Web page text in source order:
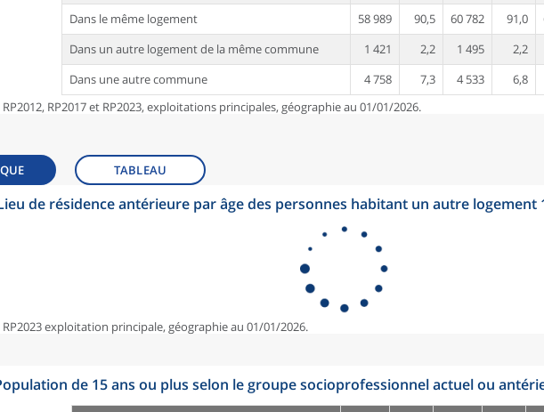
Dans le même logement
58 989 90,5 60 782 91,0
Dans un autre logement de la même commune
1 421 2,2 1 495
2,2
Dans une autre commune
4 758 7,3 4 533
6,8
RP2012, RP2017 et RP2023, exploitations principales, géographie au 01/01/2026.
TABLEAU
de résidence antérieure par âge des personnes habitant un autre logement
RP2023 exploitation principale, géographie au 01/01/2026.
de 15 ans ou plus selon le groupe socioprofessionnel actuel ou